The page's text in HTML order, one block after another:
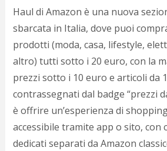
Haul di Amazon è una nuova
sbarcata in Italia, dove puoi
prodotti (moda, casa, lifestyle,
altro) tutti sotto i 20 euro, con la
prezzi sotto i 10 euro e articoli da
contrassegnati dal badge “prezzi
è offrire un’esperienza di
accessibile tramite app o sito, con
dedicati separati da Amazon